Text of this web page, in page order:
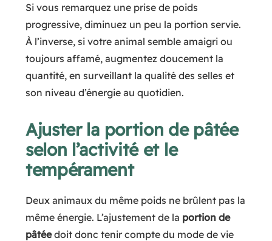
Si vous remarquez une prise de poids
progressive, diminuez un peu la portion servie.
À l’inverse, si votre animal semble amaigri ou
toujours affamé, augmentez doucement la
quantité, en surveillant la qualité des selles et
son niveau d’énergie au quotidien.
Ajuster la portion de pâtée
selon l’activité et le
tempérament
Deux animaux du même poids ne brûlent pas la
même énergie. L’ajustement de la portion de
pâtéedoit donc tenir compte du mode de vie